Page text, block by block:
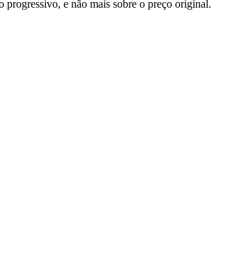
progressivo, e não mais sobre o preço original.